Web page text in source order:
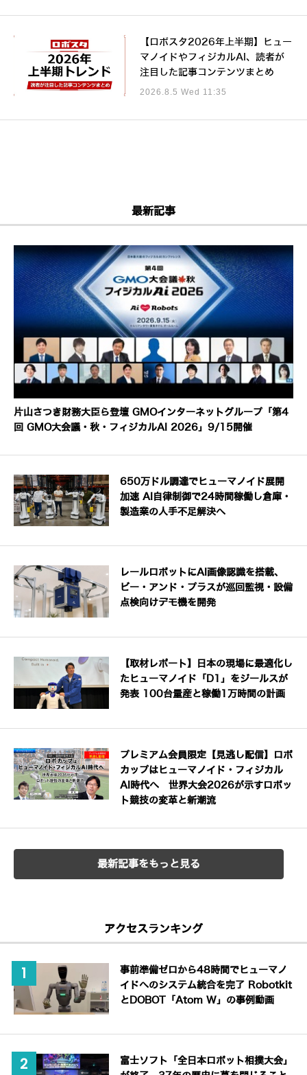
【ロボスタ2026年上半期】ヒュー
マノイドやフィジカルAI、読者が
注目した記事コンテンツまとめ
2026.8.5 Wed 11:35
最新記事
片山さつき財務大臣ら登壇 GMOインターネットグループ「第4
回 GMO大会議・秋・フィジカルAI 2026」9/15開催
650万ドル調達でヒューマノイド展開
加速 AI自律制御で24時間稼働し倉庫・
製造業の人手不足解決へ
レールロボットにAI画像認識を搭載、
ビー・アンド・プラスが巡回監視・設備
点検向けデモ機を開発
【取材レポート】日本の現場に最適化し
たヒューマノイド「D1」をジールスが
発表 100台量産と稼働1万時間の計画
プレミアム会員限定【見逃し配信】ロボ
カップはヒューマノイド・フィジカル
AI時代へ 世界大会2026が示すロボッ
ト競技の変革と新潮流
最新記事をもっと見る
アクセスランキング
事前準備ゼロから48時間でヒューマノ
イドへのシステム統合を完了 Robotkit
とDOBOT「Atom W」の事例動画
富士ソフト「全日本ロボット相撲大会」